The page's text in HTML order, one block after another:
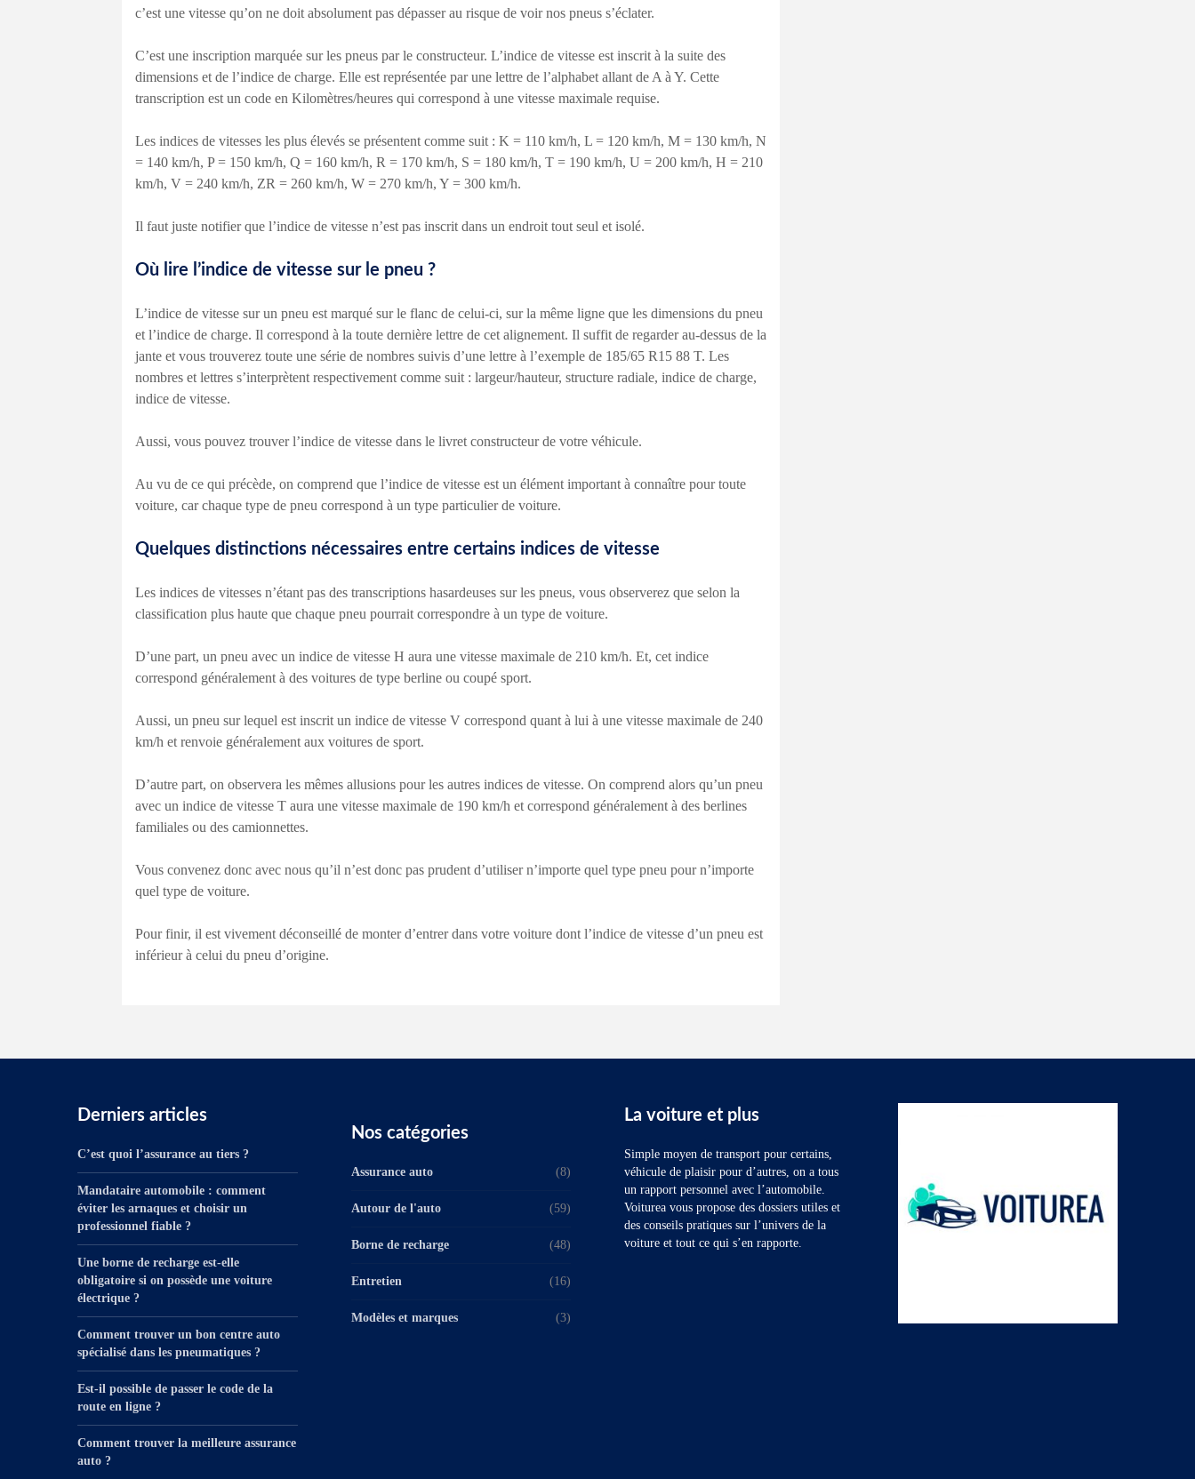
c’est une vitesse qu’on ne doit absolument pas dépasser au risque de voir nos pneus s’éclater.
C’est une inscription marquée sur les pneus par le constructeur. L’indice de vitesse est inscrit à la suite des
dimensions et de l’indice de charge. Elle est représentée par une lettre de l’alphabet allant de A à Y. Cette
transcription est un code en Kilomètres/heures qui correspond à une vitesse maximale requise.
Les indices de vitesses les plus élevés se présentent comme suit : K = 110 km/h, L = 120 km/h, M = 130 km/h, N
= 140 km/h, P = 150 km/h, Q = 160 km/h, R = 170 km/h, S = 180 km/h, T = 190 km/h, U = 200 km/h, H = 210
km/h, V = 240 km/h, ZR = 260 km/h, W = 270 km/h, Y = 300 km/h.
Il faut juste notifier que l’indice de vitesse n’est pas inscrit dans un endroit tout seul et isolé.
Où lire l’indice de vitesse sur le pneu ?
L’indice de vitesse sur un pneu est marqué sur le flanc de celui-ci, sur la même ligne que les dimensions du pneu
et l’indice de charge. Il correspond à la toute dernière lettre de cet alignement. Il suffit de regarder au-dessus de la
jante et vous trouverez toute une série de nombres suivis d’une lettre à l’exemple de 185/65 R15 88 T. Les
nombres et lettres s’interprètent respectivement comme suit : largeur/hauteur, structure radiale, indice de charge,
indice de vitesse.
Aussi, vous pouvez trouver l’indice de vitesse dans le livret constructeur de votre véhicule.
Au vu de ce qui précède, on comprend que l’indice de vitesse est un élément important à connaître pour toute
voiture, car chaque type de pneu correspond à un type particulier de voiture.
Quelques distinctions nécessaires entre certains indices de vitesse
Les indices de vitesses n’étant pas des transcriptions hasardeuses sur les pneus, vous observerez que selon la
classification plus haute que chaque pneu pourrait correspondre à un type de voiture.
D’une part, un pneu avec un indice de vitesse H aura une vitesse maximale de 210 km/h. Et, cet indice
correspond généralement à des voitures de type berline ou coupé sport.
Aussi, un pneu sur lequel est inscrit un indice de vitesse V correspond quant à lui à une vitesse maximale de 240
km/h et renvoie généralement aux voitures de sport.
D’autre part, on observera les mêmes allusions pour les autres indices de vitesse. On comprend alors qu’un pneu
avec un indice de vitesse T aura une vitesse maximale de 190 km/h et correspond généralement à des berlines
familiales ou des camionnettes.
Vous convenez donc avec nous qu’il n’est donc pas prudent d’utiliser n’importe quel type pneu pour n’importe
quel type de voiture.
Pour finir, il est vivement déconseillé de monter d’entrer dans votre voiture dont l’indice de vitesse d’un pneu est
inférieur à celui du pneu d’origine.
Derniers articles
C’est quoi l’assurance au tiers ?
Mandataire automobile : comment
éviter les arnaques et choisir un
professionnel fiable ?
Une borne de recharge est-elle
obligatoire si on possède une voiture
électrique ?
Comment trouver un bon centre auto
spécialisé dans les pneumatiques ?
Est-il possible de passer le code de la
route en ligne ?
Comment trouver la meilleure assurance
auto ?
Nos catégories
Assurance auto (8)
Autour de l'auto (59)
Borne de recharge (48)
Entretien (16)
Modèles et marques (3)
La voiture et plus
Simple moyen de transport pour certains,
véhicule de plaisir pour d’autres, on a tous
un rapport personnel avec l’automobile.
Voiturea vous propose des dossiers utiles et
des conseils pratiques sur l’univers de la
voiture et tout ce qui s’en rapporte.